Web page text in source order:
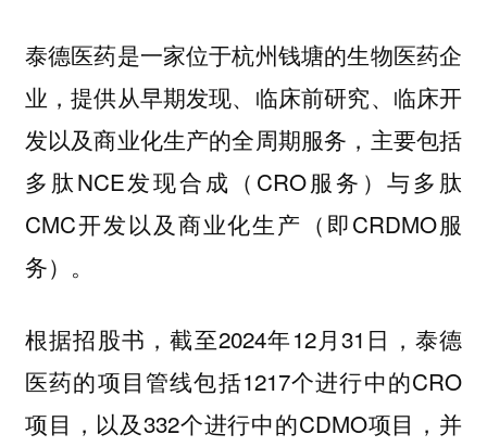
泰德医药是一家位于杭州钱塘的生物医药企
业，提供从早期发现、临床前研究、临床开
发以及商业化生产的全周期服务，主要包括
多肽NCE发现合成（CRO服务）与多肽
CMC开发以及商业化生产（即CRDMO服
务）。
根据招股书，截至2024年12月31日，泰德
医药的项目管线包括1217个进行中的CRO
项目，以及332个进行中的CDMO项目，并